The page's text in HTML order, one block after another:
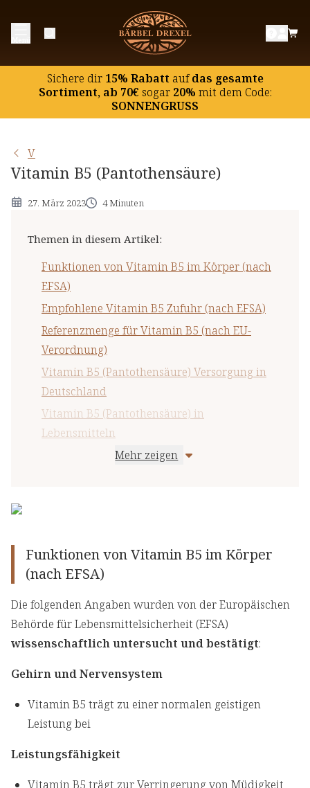
Sichere dir15% Rabatt aufdas gesamte
Sortiment, ab 70€ sogar20% mit dem Code:
SONNENGRUSS
V
Vitamin B5 (Pantothensäure)
27. März 2023 4 Minuten
Themen in diesem Artikel:
Funktionen von Vitamin B5 im Körper (nach
EFSA)
Empfohlene Vitamin B5 Zufuhr (nach EFSA)
Referenzmenge für Vitamin B5 (nach EU-
Verordnung)
Vitamin B5 (Pantothensäure) Versorgung in
Deutschland
Vitamin B5 (Pantothensäure) in
Lebensmitteln
Maximaler Vitamin B5 Gehalt in
Mehr zeigen
Funktionen von Vitamin B5 im Körper (nach
EFSA)
Empfohlene Vitamin B5 Zufuhr (nach EFSA)
Referenzmenge für Vitamin B5 (nach EU-
Deutschland
Vitamin B5 (Pantothensäure) in Lebensmitteln
Nahrungsergänzungsmitteln (nach BfR)
Wichtige Hinweise
Funktionen von Vitamin B5 im Körper
(nach EFSA)
Die folgenden Angaben wurden von der Europäischen
Behörde für Lebensmittelsicherheit (EFSA)
wissenschaftlich untersucht und bestätigt:
Gehirn und Nervensystem
Vitamin B5 trägt zu einer normalen geistigen
Leistung bei
Leistungsfähigkeit
Vitamin B5 trägt zur Verringerung von Müdigkeit